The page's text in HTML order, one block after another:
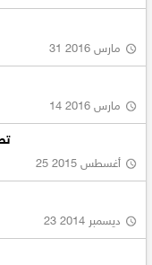
31 مارس 2016
14 مارس 2016
25 أغسطس 2015
23 ديسمبر 2014